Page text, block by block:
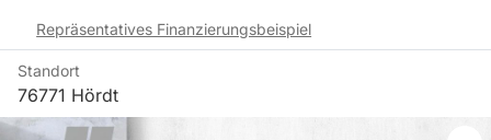
Repräsentatives Finanzierungsbeispiel
Standort
76771 Hördt